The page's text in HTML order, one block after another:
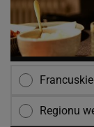
Regionu